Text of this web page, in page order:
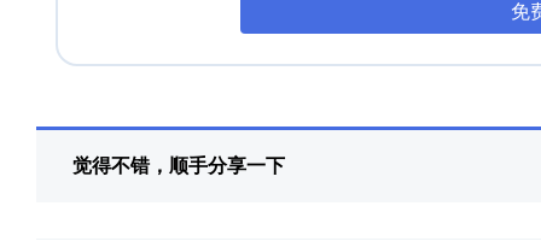
免
觉得不错，顺手分享一下